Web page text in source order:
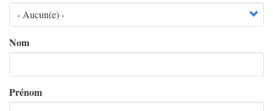
Nom
Prénom